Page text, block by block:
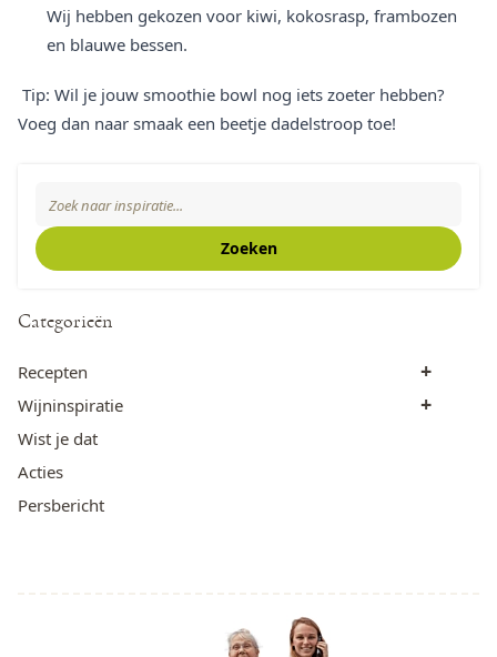
Zoeken
Categorieën
Recepten +
Wijninspiratie +
Wist je dat
Acties
Persbericht
Wij hebben gekozen voor kiwi, kokosrasp, frambozen
en blauwe bessen.
Tip: Wil je jouw smoothie bowl nog iets zoeter hebben?
Voeg dan naar smaak een beetje dadelstroop toe!